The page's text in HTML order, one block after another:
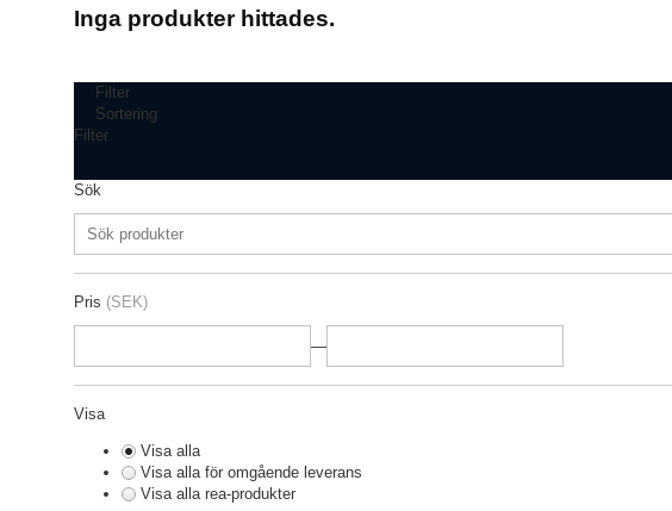
Inga produkter hittades.
Filter
Sortering
Filter
Sök
Pris (SEK)
—
Visa
Visa alla
Visa alla för omgående leverans
Visa alla rea-produkter